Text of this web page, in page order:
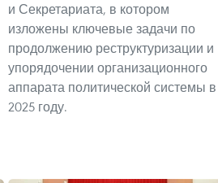
и Секретариата, в котором
изложены ключевые задачи по
продолжению реструктуризации и
упорядочении организационного
аппарата политической системы в
2025 году.